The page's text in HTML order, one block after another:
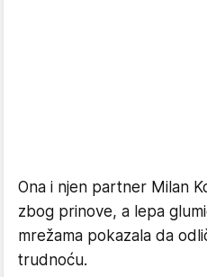
Ona i njen partner Milan
zbog prinove, a lepa
mrežama pokazala da
trudnoću.